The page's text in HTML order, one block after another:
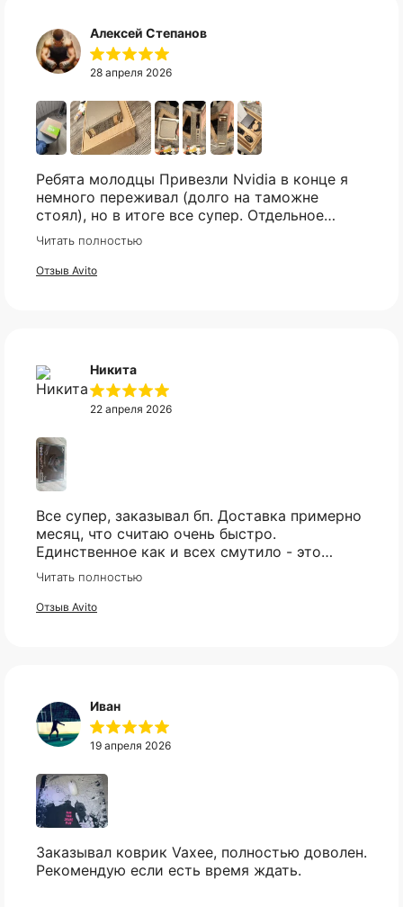
Алексей Степанов
28 апреля 2026
Ребята молодцы Привезли Nvidia в конце я
немного переживал (долго на таможне
стоял), но в итоге все супер. Отдельное
спасибо что всегда отвечали практически
мгновенно, клиентская поддержка на самом
высоком уровне!
Читать полностью
Отзыв Avito
Никита
22 апреля 2026
Все супер, заказывал бп. Доставка примерно
месяц, что считаю очень быстро.
Единственное как и всех смутило - это
оплата, но все прошло гладко. Упакован
товар тоже был хорошо, в двойной коробке
и в пупырке. Трек номер предоставили.
Читать полностью
Отзыв Avito
Иван
19 апреля 2026
Заказывал коврик Vaxee, полностью доволен.
Рекомендую если есть время ждать.
товар?
Свяжитесь с нами в telegram, и мы
постараемся найти то что вы искали.
Telegram
КАТАЛОГ
Компьютеры
Мониторы
Доставка
Оплата
Оплата
сегодня
25%
Через
2 недели
25% 25%
Как обычная оплата картой